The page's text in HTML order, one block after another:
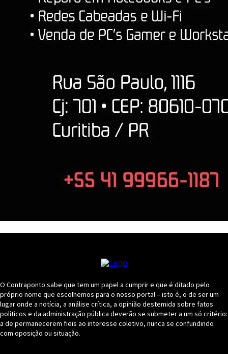
O Contraponto sabe que tem um papel a cumprir e que é ditado pelo
próprio nome que escolhemos para o nosso portal – isto é, o de ser um
lugar onde a notícia, a análise crítica, a opinião destemida sobre fatos
políticos e da administração pública deverão se submeter a um só critério:
a de permanecerem fieis ao interesse coletivo, nunca se confundindo
com oposição ou situação.